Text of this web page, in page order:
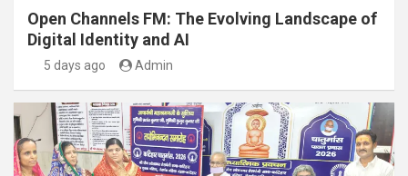
Open Channels FM: The Evolving Landscape of
Digital Identity and AI
5 days ago Admin